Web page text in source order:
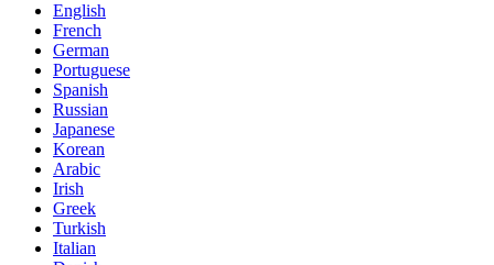
English
French
German
Portuguese
Spanish
Russian
Japanese
Korean
Arabic
Irish
Greek
Turkish
Italian